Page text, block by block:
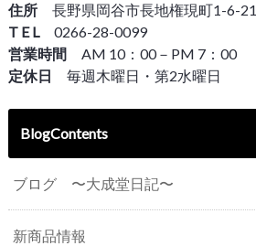
住所 長野県岡谷市長地権現町1-6-21
T E L 0266-28-0099
営業時間 AM 10：00－PM 7：00
定休日
毎週木曜日・第2水曜日
BlogContents
ブログ 〜大成堂日記〜
新商品情報